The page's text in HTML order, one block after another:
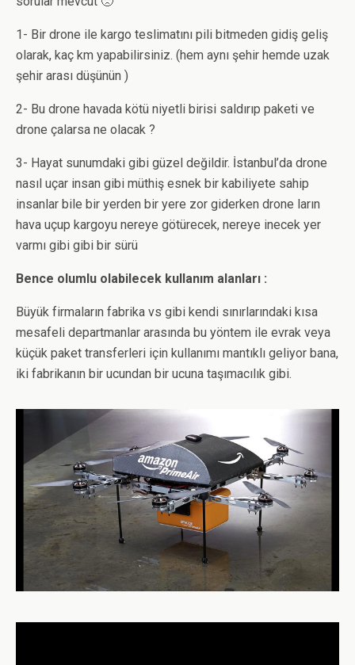
1- Bir drone ile kargo teslimatını pili bitmeden gidiş geliş
olarak, kaç km yapabilirsiniz. (hem aynı şehir hemde uzak
şehir arası düşünün )
2- Bu drone havada kötü niyetli birisi saldırıp paketi ve
drone çalarsa ne olacak ?
3- Hayat sunumdaki gibi güzel değildir. İstanbul’da drone
nasıl uçar insan gibi müthiş esnek bir kabiliyete sahip
insanlar bile bir yerden bir yere zor giderken drone ların
hava uçup kargoyu nereye götürecek, nereye inecek yer
varmı gibi gibi bir sürü
Bence olumlu olabilecek kullanım alanları :
Büyük firmaların fabrika vs gibi kendi sınırlarındaki kısa
mesafeli departmanlar arasında bu yöntem ile evrak veya
küçük paket transferleri için kullanımı mantıklı geliyor bana,
iki fabrikanın bir ucundan bir ucuna taşımacılık gibi.